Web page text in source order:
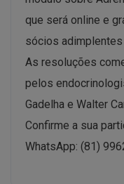
que será online e
sócios adimplentes
As resoluções
pelos
Gadelha e Walter
Confirme a sua
WhatsApp: (81)